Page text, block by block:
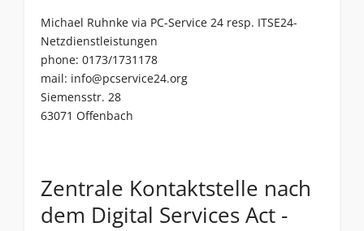
Michael Ruhnke via PC-Service24 resp. ITSE24-
Netzdienstleistungen
phone: 0173/1731178
mail: info@pcservice24.org
Siemensstr. 28
63071 Offenbach
Zentrale Kontaktstelle nach
dem Digital Services Act -